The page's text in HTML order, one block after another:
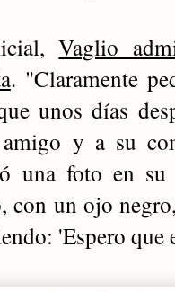
Vaglio
. "Claramente
unos días
y a su
una foto en
con un ojo
'Espero que